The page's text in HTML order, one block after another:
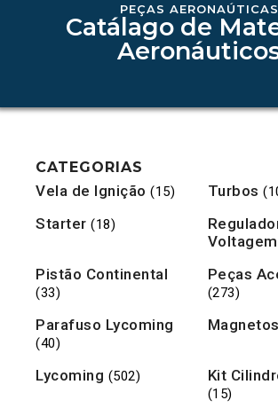
PEÇAS AERONAÚTICAS
Catálago de
CATEGORIAS
Vela de Ignição (15) Turbos
Starter (18)
Voltagem
Pistão Continental
(33)
Peças
(273)
Parafuso Lycoming
(40)
Magnetos
Lycoming (502) Kit
(15)